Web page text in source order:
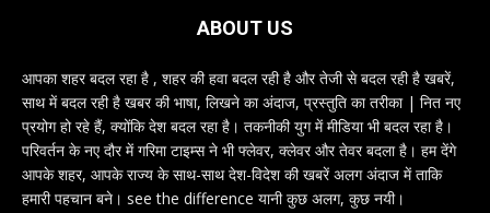
ABOUT US
आपका शहर बदल रहा है , शहर की हवा बदल रही है और तेजी से बदल रही है खबरें,
साथ में बदल रही है खबर की भाषा, लिखने का अंदाज, प्रस्तुति का तरीका | नित नए
प्रयोग हो रहे हैं, क्योंकि देश बदल रहा है। तकनीकी युग में मीडिया भी बदल रहा है।
परिवर्तन के नए दौर में गरिमा टाइम्स ने भी फ्लेवर, क्लेवर और तेवर बदला है। हम देंगे
आपके शहर, आपके राज्य के साथ-साथ देश-विदेश की खबरें अलग अंदाज में ताकि
हमारी पहचान बने। see the difference यानी कुछ अलग, कुछ नयी।